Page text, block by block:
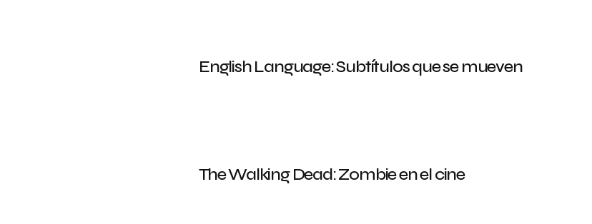
English Language: Subtítulos que se mueven
The Walking Dead: Zombie en el cine